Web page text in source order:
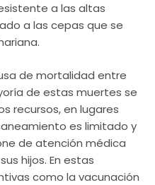
a las altas
a las cepas que se
de mortalidad entre
de estas muertes se
recursos, en lugares
es limitado y
de atención médica
hijos. En estas
como la vacunación